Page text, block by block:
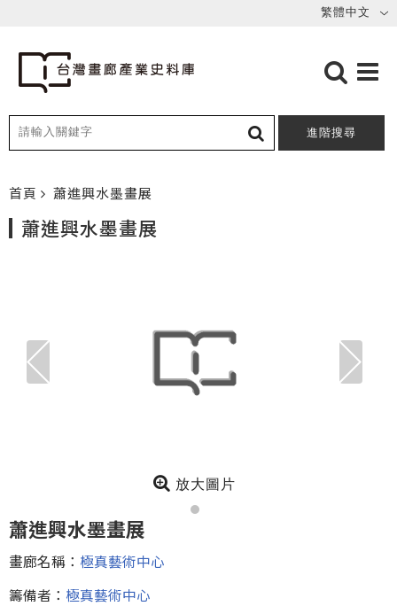
進階搜尋
首頁 蕭進興水墨畫展
蕭進興水墨畫展
放大圖片
蕭進興水墨畫展
畫廊名稱： 極真藝術中心
籌備者： 極真藝術中心